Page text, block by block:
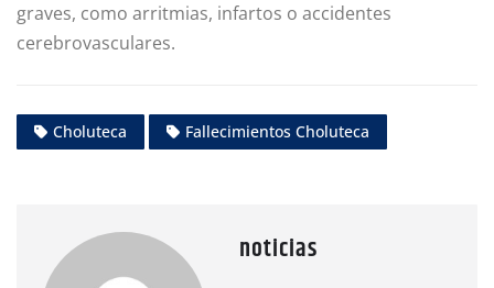
graves, como arritmias, infartos o accidentes
cerebrovasculares.
Choluteca Fallecimientos Choluteca
noticias